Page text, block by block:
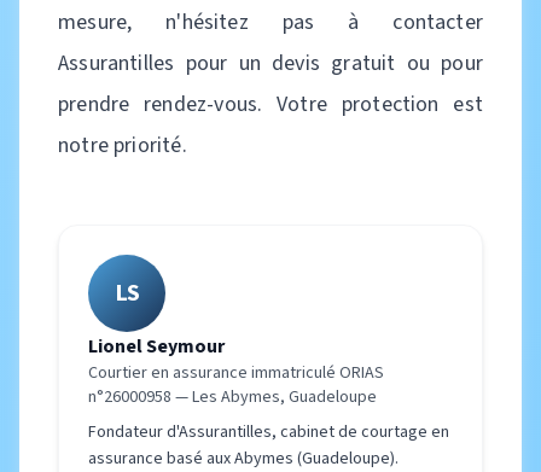
mesure, n'hésitez pas à contacter
Assurantilles pour un devis gratuit ou pour
prendre rendez-vous. Votre protection est
notre priorité.
LS
Lionel Seymour
Courtier en assurance immatriculé ORIAS
n°26000958 — Les Abymes, Guadeloupe
Fondateur d'Assurantilles, cabinet de courtage en
assurance basé aux Abymes (Guadeloupe).